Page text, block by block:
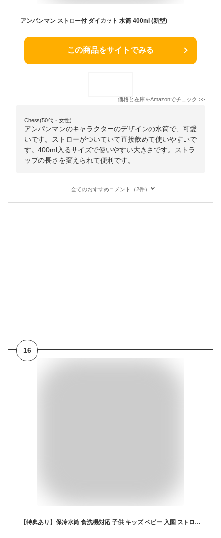
アンパンマン ストロー付 ダイカット 水筒 400ml (新型)
この商品をサイトでみる
価格と在庫をAmazonでチェック >>
Chess(50代・女性)
アンパンマンのキャラクターのデザインの水筒で、可愛
いです。ストローがついていて直接飲めて使いやすいで
す。400ml入るサイズで使いやすい大きさです。ストラ
ップの長さを変えられて便利です。
全てのおすすめコメント（2件）
16
【特典あり】保冷水筒 食洗機対応 子供 キッズ ベビー 入園 ストローマグ ストロー水筒 350ml 保冷水筒 魔法瓶 真空断熱 ワンタッチ 持ち手付き 底カバー付き 漏れにくい 軽い 軽量 洗いやすい 丸洗い 赤ちゃん 幼児 かわいい ボトル 0歳 1歳 2歳 ピーコック魔法瓶